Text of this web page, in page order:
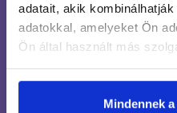
adatait, akik
adatokkal, amelyeket Ön
Ön által használt más
Mindennek
GÉPEK,
KÖRÖMLAKKOK,